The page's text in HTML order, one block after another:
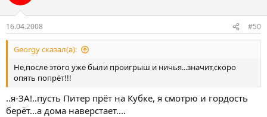
16.04.2008 #50
Georgy сказал(а):
Не,после этого уже были проигрыш и ничья...значит,скоро
опять попрёт!!!
..я-ЗА!..пусть Питер прёт на Кубке, я смотрю и гордость
берёт...а дома наверстает....